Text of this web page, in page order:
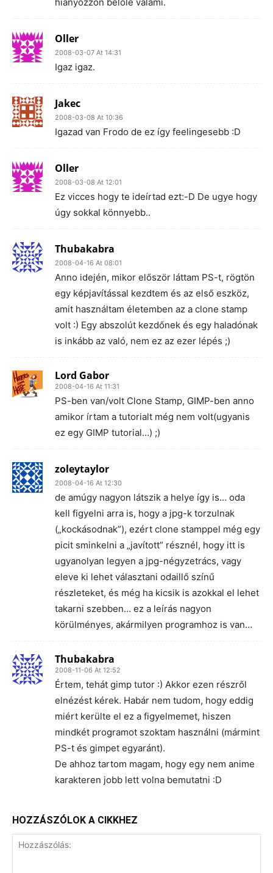
Oller
2008-03-07 At 14:31
Igaz igaz.
Jakec
2008-03-08 At 10:36
Igazad van Frodo de ez így feelingesebb :D
Oller
2008-03-08 At 12:01
Ez vicces hogy te ideírtad ezt:-D De ugye hogy
úgy sokkal könnyebb..
Thubakabra
2008-04-16 At 08:01
Anno idején, mikor először láttam PS-t, rögtön
egy képjavítással kezdtem és az első eszköz,
amit használtam életemben az a clone stamp
volt :) Egy abszolút kezdőnek és egy haladónak
is inkább az való, nem ez az ezer lépés ;)
Lord Gabor
2008-04-16 At 11:31
PS-ben van/volt Clone Stamp, GIMP-ben anno
amikor írtam a tutorialt még nem volt(ugyanis
ez egy GIMP tutorial…) ;)
zoleytaylor
2008-04-16 At 12:30
de amúgy nagyon látszik a helye így is… oda
kell figyelni arra is, hogy a jpg-k torzulnak
(„kockásodnak”), ezért clone stamppel még egy
picit sminkelni a „javított” résznél, hogy itt is
ugyanolyan legyen a jpg-négyzetrács, vagy
eleve ki lehet választani odaillő színű
részleteket, és még ha kicsik is azokkal el lehet
takarni szebben… ez a leírás nagyon
körülményes, akármilyen programhoz is van…
Thubakabra
2008-11-06 At 12:52
Értem, tehát gimp tutor :) Akkor ezen részről
elnézést kérek. Habár nem tudom, hogy eddig
miért kerülte el ez a figyelmemet, hiszen
mindkét programot szoktam használni (mármint
PS-t és gimpet egyaránt).
De ahhoz tartom magam, hogy egy nem anime
karakteren jobb lett volna bemutatni :D
HOZZÁSZÓLOK A CIKKHEZ